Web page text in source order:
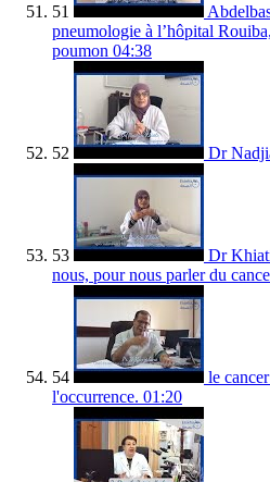
51
pneumologie à l’hôpital
poumon 04:38
52 Dr
53
Dr
nous, pour nous parler du
54
le
l'occurrence. 01:20